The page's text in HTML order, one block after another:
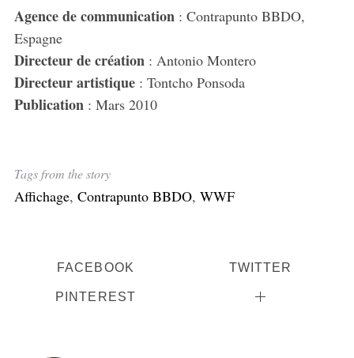
Agence de communication: Contrapunto BBDO,
Espagne
Directeur de création: Antonio Montero
Directeur artistique: Tontcho Ponsoda
Publication: Mars 2010
Tags from the story
Affichage, Contrapunto BBDO, WWF
FACEBOOK TWITTER
PINTEREST